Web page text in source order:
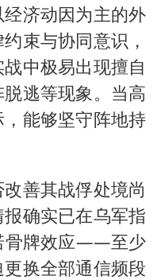
济动因为主的外
束与协同意识，
中极易出现擅自
逃等现象。当高
能够坚守阵地持
善其战俘处境尚
确实已在乌军指
骨牌效应——至少
换全部通信频段